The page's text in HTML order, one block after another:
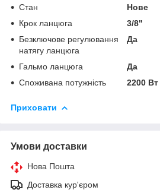
Стан
Нове
Крок ланцюга
3/8"
Безключове регулювання
натягу ланцюга
Да
Гальмо ланцюга
Да
Споживана потужність
2200 Вт
Приховати
Умови доставки
Нова Пошта
Доставка кур'єром